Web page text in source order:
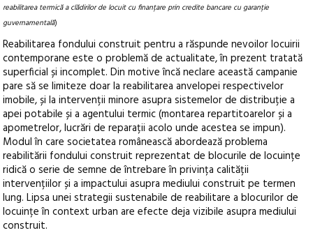
reabilitarea termică a clădirilor de locuit cu finanțare prin credite bancare cu garanție
guvernamentală)
Reabilitarea fondului construit pentru a răspunde nevoilor locuirii
contemporane este o problemă de actualitate, în prezent tratată
superficial și incomplet. Din motive încă neclare această campanie
pare să se limiteze doar la reabilitarea anvelopei respectivelor
imobile, și la intervenții minore asupra sistemelor de distribuție a
apei potabile și a agentului termic (montarea repartitoarelor și a
apometrelor, lucrări de reparații acolo unde acestea se impun).
Modul în care societatea românească abordează problema
reabilitării fondului construit reprezentat de blocurile de locuințe
ridică o serie de semne de întrebare în privința calității
intervențiilor și a impactului asupra mediului construit pe termen
lung. Lipsa unei strategii sustenabile de reabilitare a blocurilor de
locuințe în context urban are efecte deja vizibile asupra mediului
construit.